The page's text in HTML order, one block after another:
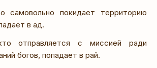
покидает территорию
в ад.
отправляется с миссией ради
богов, попадает в рай.